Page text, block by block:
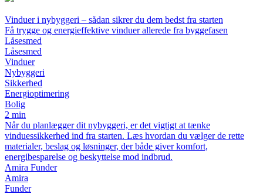
Vinduer i nybyggeri – sådan sikrer du dem bedst fra starten
Få trygge og energieffektive vinduer allerede fra byggefasen
Låsesmed
Låsesmed
Vinduer
Nybyggeri
Sikkerhed
Energioptimering
Bolig
2 min
Når du planlægger dit nybyggeri, er det vigtigt at tænke
vinduessikkerhed ind fra starten. Læs hvordan du vælger de rette
materialer, beslag og løsninger, der både giver komfort,
energibesparelse og beskyttelse mod indbrud.
Amira Funder
Amira
Funder